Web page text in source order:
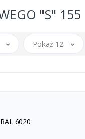
"S" 155
Pokaż 12
6020